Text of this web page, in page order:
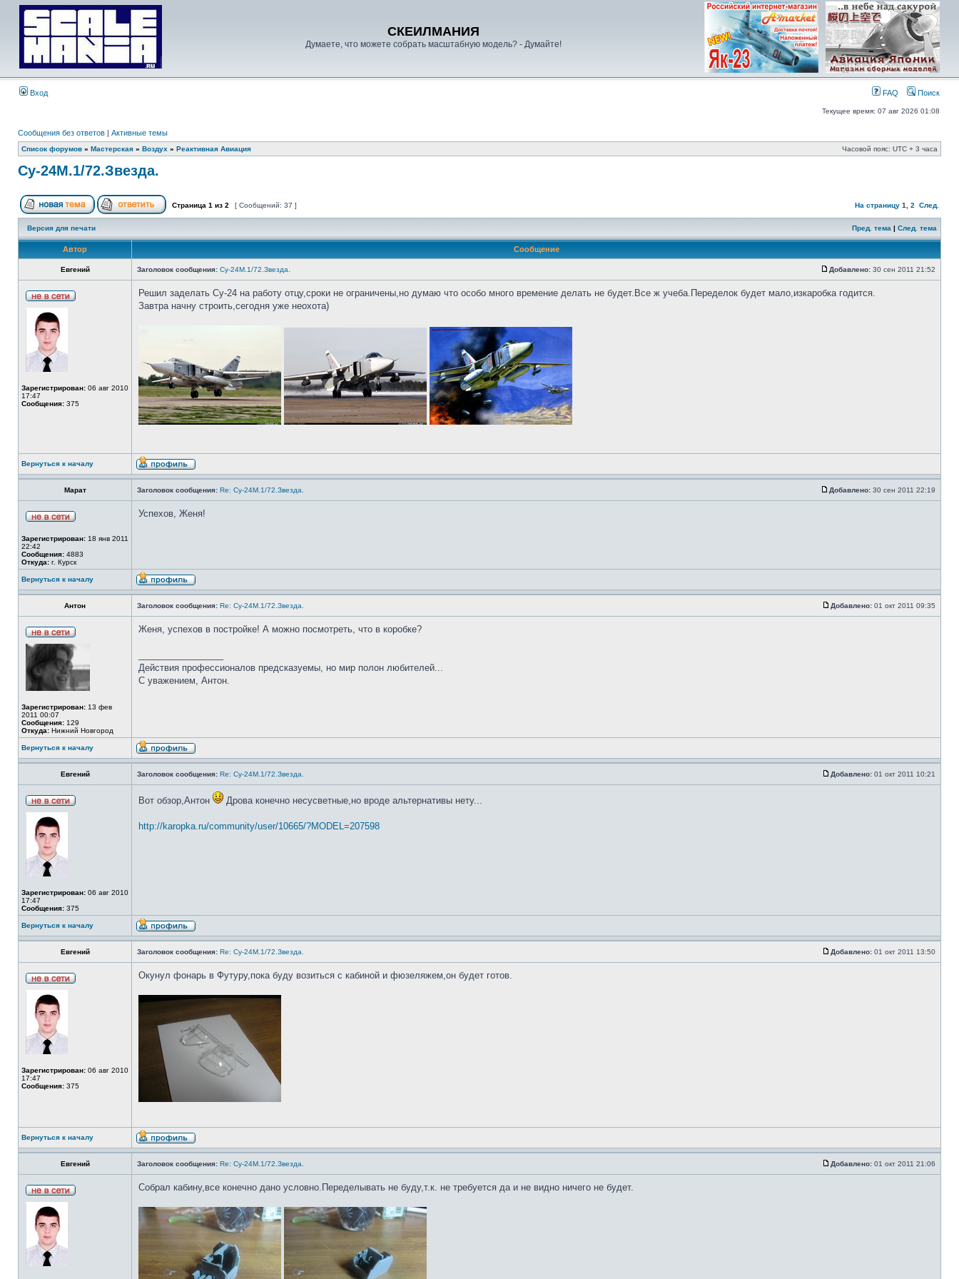
СКЕИЛМАНИЯ
Думаете, что можете собрать масштабную модель? - Думайте!
Вход FAQ Поиск
Текущее время: 07 авг 2026 01:08
Сообщения без ответов | Активные темы
Список форумов » Мастерская » Воздух » Реактивная Авиация Часовой пояс: UTC + 3 часа
Су-24М.1/72.Звезда.
Страница 1 из 2 [ Сообщений: 37 ] На страницу 1 2 След.
Версия для печати Пред. тема | След. тема
Автор Сообщение
Евгений Заголовок сообщения: Су-24М.1/72.Звезда. Добавлено: 30 сен 2011 21:52
Зарегистрирован: 06 авг 2010
17:47
Сообщения: 375
Решил заделать Су-24 на работу отцу,сроки не ограничены,но думаю что особо много времение делать не будет.Все ж учеба.Переделок будет мало,изкаробка годится.
Завтра начну строить,сегодня уже неохота)
Вернуться к началу
Марат Заголовок сообщения: Re: Су-24М.1/72.Звезда. Добавлено: 30 сен 2011 22:19
Зарегистрирован: 18 янв 2011
22:42
Сообщения: 4883
Откуда: г. Курск
Успехов, Женя!
Вернуться к началу
Антон Заголовок сообщения: Re: Су-24М.1/72.Звезда. Добавлено: 01 окт 2011 09:35
Зарегистрирован: 13 фев
2011 00:07
Сообщения: 129
Откуда: Нижний Новгород
Женя, успехов в постройке! А можно посмотреть, что в коробке?
Действия профессионалов предсказуемы, но мир полон любителей...
С уважением, Антон.
Вернуться к началу
Евгений Заголовок сообщения: Re: Су-24М.1/72.Звезда. Добавлено: 01 окт 2011 10:21
Зарегистрирован: 06 авг 2010
17:47
Сообщения: 375
Вот обзор,Антон Дрова конечно несусветные,но вроде альтернативы нету...
http://karopka.ru/community/user/10665/?MODEL=207598
Вернуться к началу
Евгений Заголовок сообщения: Re: Су-24М.1/72.Звезда. Добавлено: 01 окт 2011 13:50
Зарегистрирован: 06 авг 2010
17:47
Сообщения: 375
Окунул фонарь в Футуру,пока буду возиться с кабиной и фюзеляжем,он будет готов.
Вернуться к началу
Евгений Заголовок сообщения: Re: Су-24М.1/72.Звезда. Добавлено: 01 окт 2011 21:06
Собрал кабину,все конечно дано условно.Переделывать не буду,т.к. не требуется да и не видно ничего не будет.